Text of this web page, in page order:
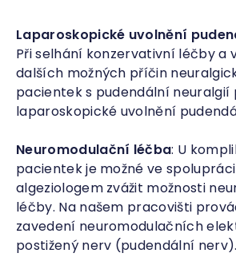
Laparoskopické uvolnění
Při selhání konzervativní léčby a
dalších možných příčin
pacientek s pudendální
laparoskopické uvolnění
Neuromodulační léčba: U
pacientek je možné ve
algeziologem zvážit možnosti
léčby. Na našem pracovišti
zavedení neuromodulačních
postižený nerv (pudendální nerv).